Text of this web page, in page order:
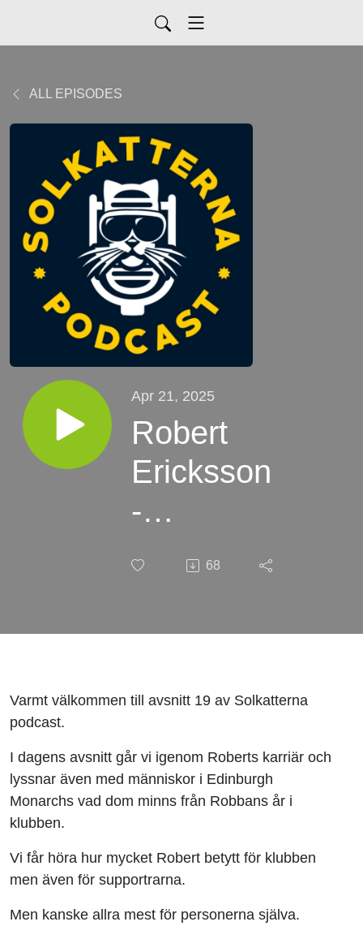
ALL EPISODES
Apr 21, 2025
Robert
Ericksson
-
Edinburgh
68
Varmt välkommen till avsnitt 19 av Solkatterna
podcast.
I dagens avsnitt går vi igenom Roberts karriär och
lyssnar även med människor i Edinburgh
Monarchs vad dom minns från Robbans år i
klubben.
Vi får höra hur mycket Robert betytt för klubben
men även för supportrarna.
Men kanske allra mest för personerna själva.